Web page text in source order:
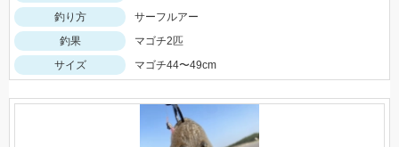
釣り方
サーフルアー
釣果
マゴチ2匹
サイズ
マゴチ44〜49cm